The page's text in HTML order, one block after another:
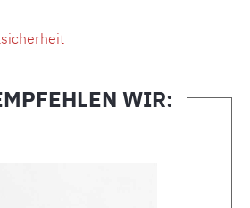
WIR: